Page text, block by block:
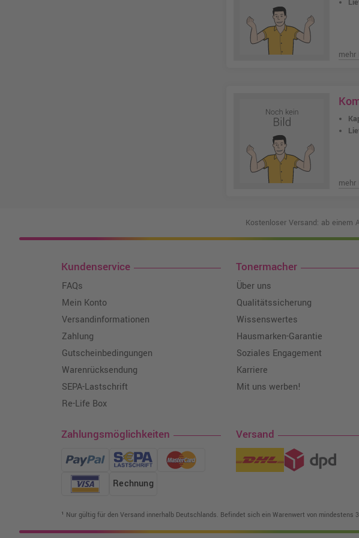
mehr
mehr
Kostenloser Versand: ab einem
Kundenservice
FAQs
Mein Konto
Versandinformationen
Zahlung
Gutscheinbedingungen
Warenrücksendung
SEPA-Lastschrift
Re-Life Box
Tonermacher
Über uns
Qualitätssicherung
Wissenswertes
Hausmarken-Garantie
Soziales Engagement
Karriere
Mit uns werben!
Zahlungsmöglichkeiten
Rechnung
Versand
¹ Nur gültig für den Versand innerhalb Deutschlands. Befindet sich ein Warenwert von